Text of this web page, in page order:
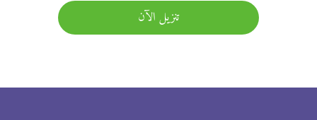
تنزيل الآن